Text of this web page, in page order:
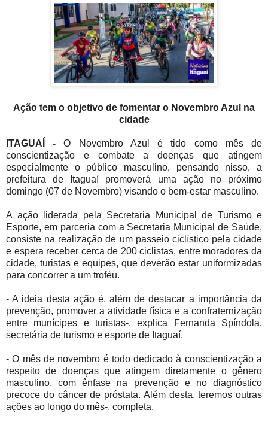
Ação tem o objetivo de fomentar o Novembro Azul na
cidade
ITAGUAÍ -O Novembro Azul é tido como mês de
conscientização e combate a doenças que atingem
especialmente o público masculino, pensando nisso, a
prefeitura de Itaguaí promoverá uma ação no próximo
domingo (07 de Novembro) visando o bem-estar masculino.
A ação liderada pela Secretaria Municipal de Turismo e
Esporte, em parceria com a Secretaria Municipal de Saúde,
consiste na realização de um passeio ciclístico pela cidade
e espera receber cerca de 200 ciclistas, entre moradores da
cidade, turistas e equipes, que deverão estar uniformizadas
para concorrer a um troféu.
- A ideia desta ação é, além de destacar a importância da
prevenção, promover a atividade física e a confraternização
entre munícipes e turistas-, explica Fernanda Spíndola,
secretária de turismo e esporte de Itaguaí.
- O mês de novembro é todo dedicado à conscientização a
respeito de doenças que atingem diretamente o gênero
masculino, com ênfase na prevenção e no diagnóstico
precoce do câncer de próstata. Além desta, teremos outras
ações ao longo do mês-, completa.